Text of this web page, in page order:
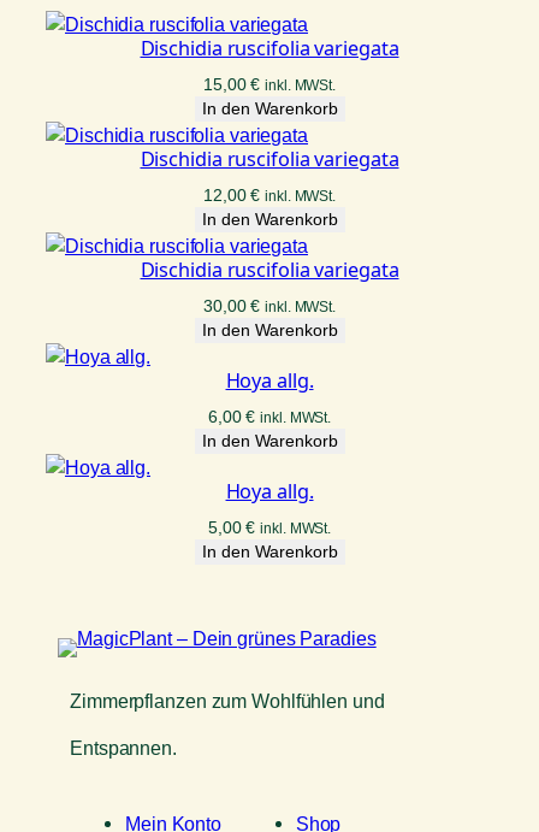
Dischidia ruscifolia variegata
15,00€ inkl. MWSt.
In den Warenkorb
Dischidia ruscifolia variegata
12,00€ inkl. MWSt.
In den Warenkorb
Dischidia ruscifolia variegata
30,00€ inkl. MWSt.
In den Warenkorb
Hoya allg.
6,00€ inkl. MWSt.
In den Warenkorb
Hoya allg.
5,00€ inkl. MWSt.
In den Warenkorb
Zimmerpflanzen zum Wohlfühlen und
Entspannen.
Mein Konto Shop